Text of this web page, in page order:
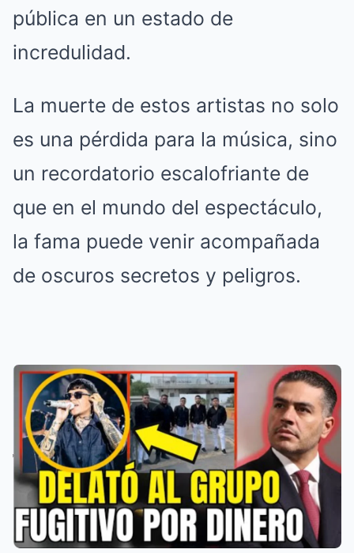
pública en un estado de
incredulidad.
La muerte de estos artistas no solo
es una pérdida para la música, sino
un recordatorio escalofriante de
que en el mundo del espectáculo,
la fama puede venir acompañada
de oscuros secretos y peligros.